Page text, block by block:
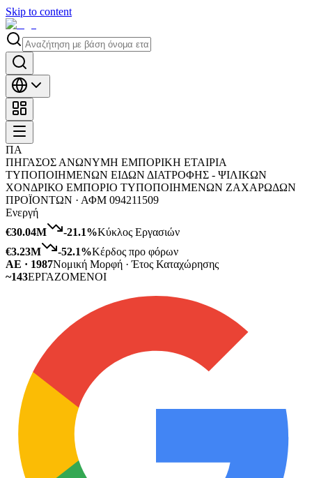
Skip to content
ΠΑ
ΠΗΓΑΣΟΣ ΑΝΩΝΥΜΗ ΕΜΠΟΡΙΚΗ ΕΤΑΙΡΙΑ
ΤΥΠΟΠΟΙΗΜΕΝΩΝ ΕΙΔΩΝ ΔΙΑΤΡΟΦΗΣ - ΨΙΛΙΚΩΝ
ΧΟΝΔΡΙΚΟ ΕΜΠΟΡΙΟ ΤΥΠΟΠΟΙΗΜΕΝΩΝ ΖΑΧΑΡΩΔΩΝ
ΠΡΟΪΟΝΤΩΝ · ΑΦΜ 094211509
Ενεργή
€30.04M
-21.1%Κύκλος Εργασιών
€3.23M
-52.1%Κέρδος προ φόρων
ΑΕ · 1987Νομική Μορφή · Έτος Καταχώρησης
~143ΕΡΓΑΖΟΜΕΝΟΙ